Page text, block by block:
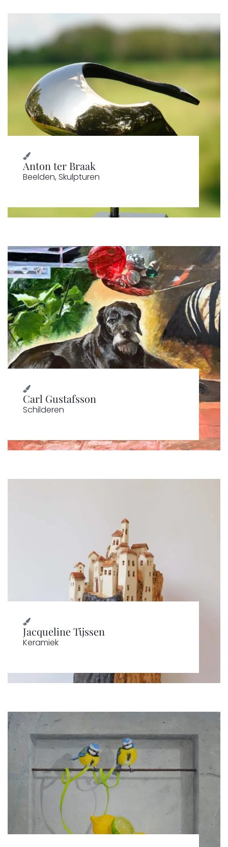
Anton ter Braak
Beelden, Skulpturen
Carl Gustafsson
Schilderen
Jacqueline Tijssen
Keramiek